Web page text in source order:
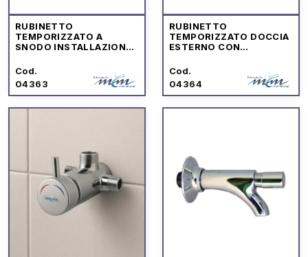
RUBINETTO
TEMPORIZZATO A
SNODO INSTALLAZIONE
Cod.
04363
RUBINETTO
TEMPORIZZATO DOCCIA
ESTERNO CON
Cod.
04364